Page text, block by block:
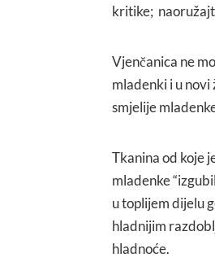
kritike;
Vjenčanica ne
mladenki i u
smjelije
Tkanina od koje
mladenke
u toplijem dijelu
hladnijim
hladnoće.